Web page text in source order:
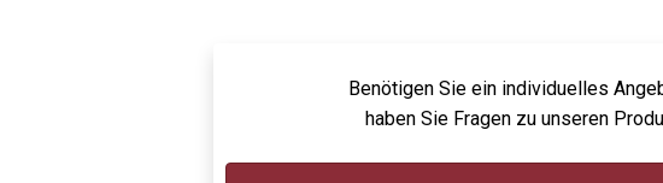
Benötigen Sie ein individuelles
haben Sie Fragen zu unseren